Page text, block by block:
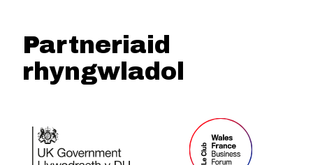
Partneriaid
rhyngwladol